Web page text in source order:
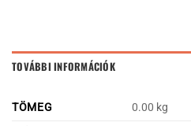
TOVÁBBI INFORMÁCIÓK
TÖMEG
0.00 kg